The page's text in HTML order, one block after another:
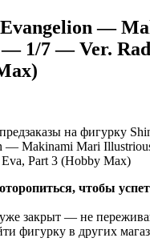
Evangelion —
1/7 — Ver.
на фигурку
— Makinami Mari
Part 3 (Hobby Max)
чтобы
уже закрыт — не
фигурку в других